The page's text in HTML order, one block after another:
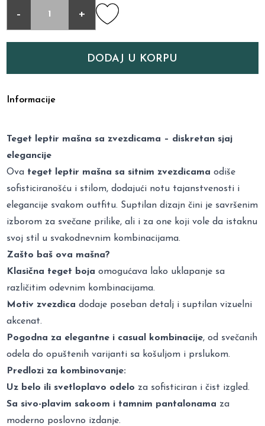
- +
DODAJ U KORPU
Informacije
Teget leptir mašna sa zvezdicama – diskretan sjaj
elegancije
Ova teget leptir mašna sa sitnim zvezdicama odiše
sofisticiranošću i stilom, dodajući notu tajanstvenosti i
elegancije svakom outfitu. Suptilan dizajn čini je savršenim
izborom za svečane prilike, ali i za one koji vole da istaknu
svoj stil u svakodnevnim kombinacijama.
Zašto baš ova mašna?
Klasična teget boja omogućava lako uklapanje sa
različitim odevnim kombinacijama.
Motiv zvezdica dodaje poseban detalj i suptilan vizuelni
akcenat.
Pogodna za elegantne i casual kombinacije, od svečanih
odela do opuštenih varijanti sa košuljom i prslukom.
Predlozi za kombinovanje:
Uz belo ili svetloplavo odelo za sofisticiran i čist izgled.
Sa sivo-plavim sakoom i tamnim pantalonama za
moderno poslovno izdanje.